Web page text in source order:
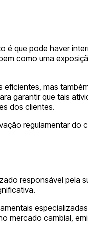
é que pode haver
como uma
mas
garantir que tais
dos clientes.
regulamentar
responsável pela
mercado cambial,